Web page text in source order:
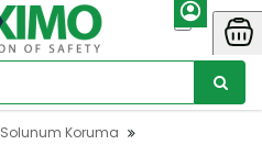
Solunum Koruma